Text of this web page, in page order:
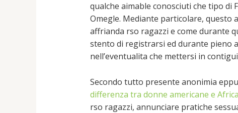
qualche aimable conosciuti che tipo
Omegle. Mediante particolare, questo
affrianda rso ragazzi e come durante
stento di registrarsi ed durante pieno
nell’eventualita che mettersi in
Secondo tutto presente anonimia
differenza tra donne americane e
rso ragazzi, annunciare pratiche